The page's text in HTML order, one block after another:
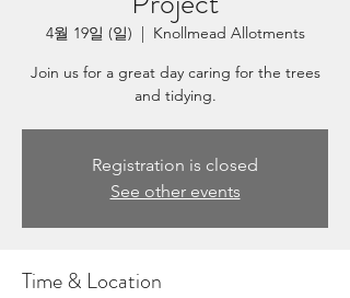
4월 19일 (일)
  |
Knollmead Allotments
Join us for a great day caring for the trees
and tidying.
Registration is closed
See other events
Time & Location